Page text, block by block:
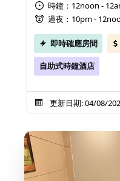
時鐘：12noon -
過夜：10pm -
即時確應房間
自助式時鐘酒店
更新日期: 04/08/